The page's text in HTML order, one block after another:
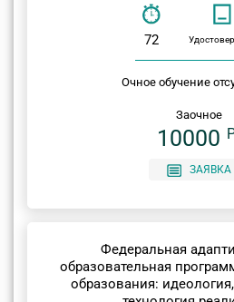
72
Очное обучение
Заочное
10000
ЗАЯВКА
Федеральная
образовательная
образования: